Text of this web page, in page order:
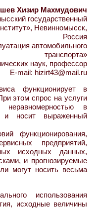
Хизир Махмудович
государственный
Невинномысск,
Россия
автомобильного
транспорта»
наук, профессор
E-mail: hizirt43@mail.ru
функционирует в
этом спрос на услуги
неравномерностью в
и носит выраженный
функционирования,
предприятий,
исходных данных,
и прогнозируемые
могут носить весьма
использования
исходные величины